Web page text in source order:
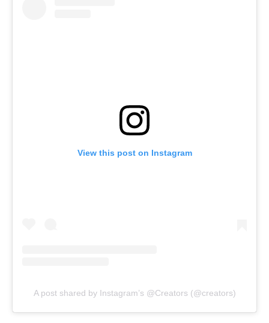
View this post on Instagram
A post shared by Instagram’s @Creators (@creators)